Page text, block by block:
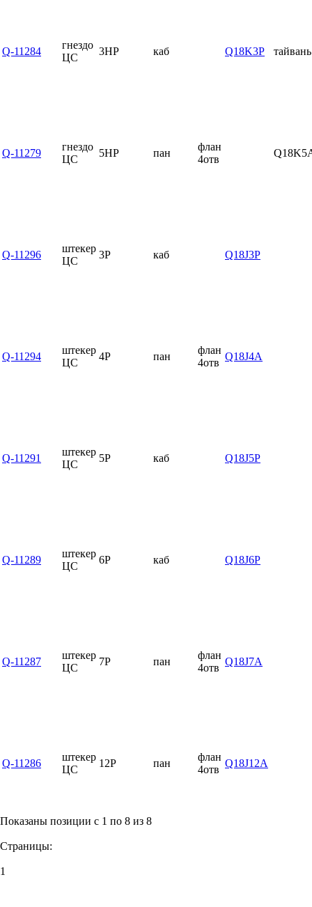
Q-11284
гнездо
ЦС
3HP каб Q18K3P
Q-11279
гнездо
ЦС
5HP пан
флан
4отв
Q-11296
штекер
ЦС
3P каб Q18J3P
Q-11294
штекер
ЦС
4P пан
флан
4отв
Q18J4A
Q-11291
штекер
ЦС
5P каб Q18J5P
Q-11289
штекер
ЦС
6P каб Q18J6P
Q-11287
штекер
ЦС
7P пан
флан
4отв
Q18J7A
Q-11286
штекер
ЦС
12P пан
флан
4отв
Q18J12A
Показаны позиции с 1 по 8 из 8
Страницы:
1